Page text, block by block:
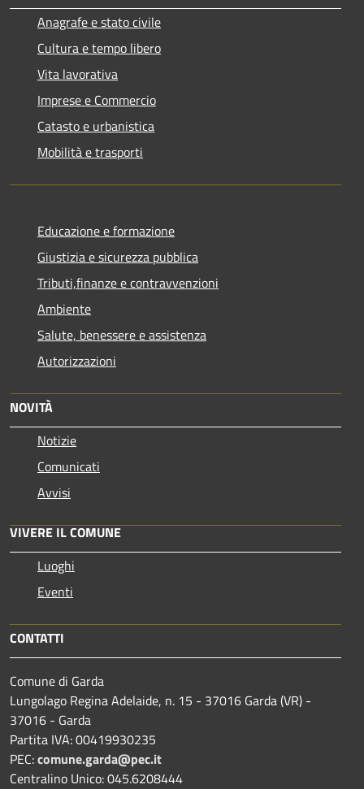
Anagrafe e stato civile
Cultura e tempo libero
Vita lavorativa
Imprese e Commercio
Catasto e urbanistica
Mobilità e trasporti
Educazione e formazione
Giustizia e sicurezza pubblica
Tributi,finanze e contravvenzioni
Ambiente
Salute, benessere e assistenza
Autorizzazioni
NOVITÀ
Notizie
Comunicati
Avvisi
VIVERE IL COMUNE
Luoghi
Eventi
CONTATTI
Comune di Garda
Lungolago Regina Adelaide, n. 15 - 37016 Garda (VR) -
37016 - Garda
Partita IVA: 00419930235
PEC:comune.garda@pec.it
Centralino Unico: 045.6208444